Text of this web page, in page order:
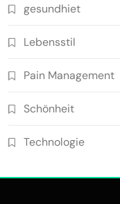
gesundhiet
Lebensstil
Pain Management
Schönheit
Technologie